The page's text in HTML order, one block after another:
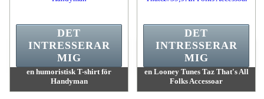
en humoristisk T-shirt för
Handyman
DET
INTRESSERAR
MIG
en Looney Tunes Taz That's All
Folks Accessoar
DET
INTRESSERAR
MIG